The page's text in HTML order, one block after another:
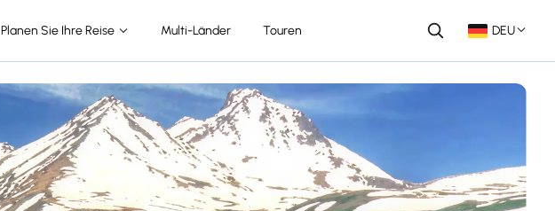
Planen Sie Ihre Reise Multi-Länder Touren DEU